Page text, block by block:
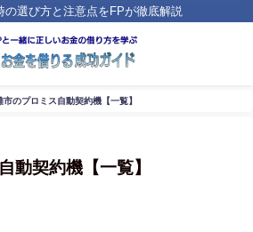
の選び方と注意点をFPが徹底解説
市のプロミス自動契約機【一覧】
動契約機【一覧】